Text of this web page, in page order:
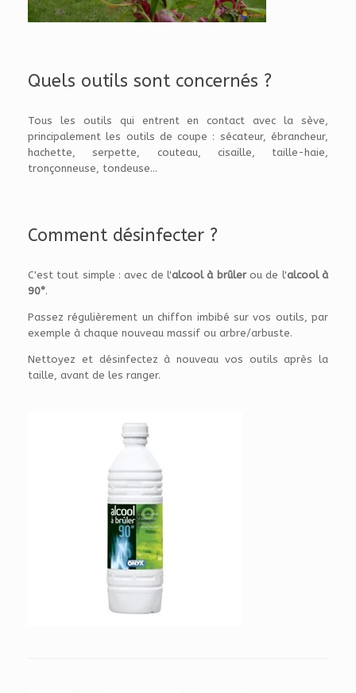
Quels outils sont concernés ?
Tous les outils qui entrent en contact avec la sève,
principalement les outils de coupe : sécateur, ébrancheur,
hachette, serpette, couteau, cisaille, taille-haie,
tronçonneuse, tondeuse...
Comment désinfecter ?
C'est tout simple : avec de l'alcool à brûlerou de l'alcool à
90°.
Passez régulièrement un chiffon imbibé sur vos outils, par
exemple à chaque nouveau massif ou arbre/arbuste.
Nettoyez et désinfectez à nouveau vos outils après la
taille, avant de les ranger.